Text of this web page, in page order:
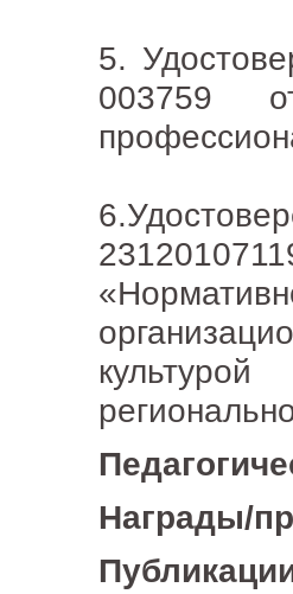
5.
003759
Награды/